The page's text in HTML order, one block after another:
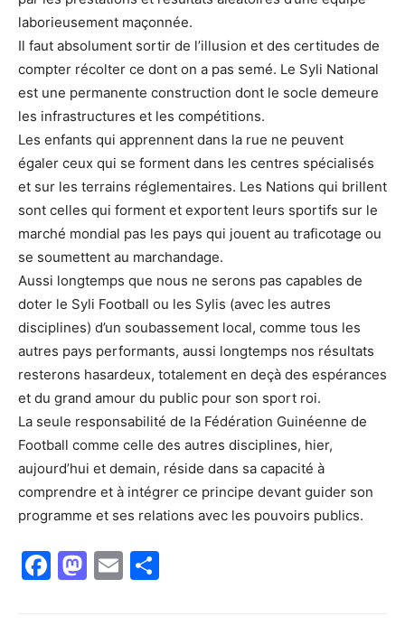
laborieusement maçonnée.
Il faut absolument sortir de l’illusion et des certitudes de
compter récolter ce dont on a pas semé. Le Syli National
est une permanente construction dont le socle demeure
les infrastructures et les compétitions.
Les enfants qui apprennent dans la rue ne peuvent
égaler ceux qui se forment dans les centres spécialisés
et sur les terrains réglementaires. Les Nations qui brillent
sont celles qui forment et exportent leurs sportifs sur le
marché mondial pas les pays qui jouent au traficotage ou
se soumettent au marchandage.
Aussi longtemps que nous ne serons pas capables de
doter le Syli Football ou les Sylis (avec les autres
disciplines) d’un soubassement local, comme tous les
autres pays performants, aussi longtemps nos résultats
resterons hasardeux, totalement en deçà des espérances
et du grand amour du public pour son sport roi.
La seule responsabilité de la Fédération Guinéenne de
Football comme celle des autres disciplines, hier,
aujourd’hui et demain, réside dans sa capacité à
comprendre et à intégrer ce principe devant guider son
programme et ses relations avec les pouvoirs publics.
Facebook
Mastodon
Email